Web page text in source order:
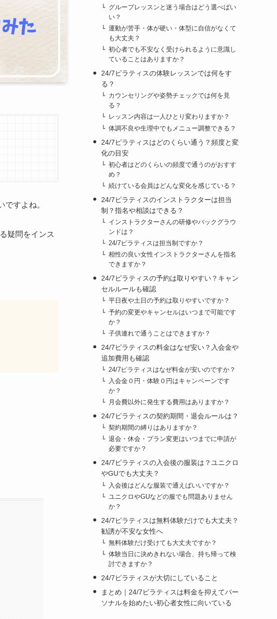
すよね。
疑問をインス
グループレッスンと迷う場合はどう選べばい
い？
運動が苦手・体が硬い・体型に自信がなくて
も大丈夫？
初心者でも不安なく受けられるように意識し
ていることはありますか？
24/7ピラティスの体験レッスンでは何をす
る？
カウンセリングや姿勢チェックでは何を見
る？
レッスン内容は一人ひとり変わりますか？
体調不良や生理中でもメニュー調整できる？
24/7ピラティスはどのくらい通う？頻度と変
化の目安
初心者はどのくらいの頻度で通うのがおすす
め？
続けている会員はどんな変化を感じている？
24/7ピラティスのインストラクターは担当
制？指名や相談はできる？
インストラクターさんの研修やバックグラウ
ンドは？
24/7ピラティスは担当制ですか？
相性の良い女性インストラクターさんを指名
できますか？
24/7ピラティスの予約は取りやすい？キャン
セルルールも確認
平日夜や土日の予約は取りやすいですか？
予約の変更やキャンセルはいつまで可能です
か？
子供連れで通うことはできますか？
24/7ピラティスの料金はなぜ安い？入会金や
追加費用も確認
24/7ピラティスはなぜ料金が安いのですか？
入会金０円・体験０円はキャンペーンです
か？
月会費以外に発生する費用はありますか？
24/7ピラティスの契約期間・退会ルールは？
契約期間の縛りはありますか？
退会・休会・プラン変更はいつまでに申請が
必要ですか？
24/7ピラティスの入会後の服装は？ユニクロ
やGUでも大丈夫？
入会後はどんな服装で通えばいいですか？
ユニクロやGUなどの服でも問題ありません
か？
24/7ピラティスは無料体験だけでも大丈夫？
勧誘が不安な女性へ
無料体験だけ受けても大丈夫ですか？
体験当日に決めきれない場合、持ち帰って検
討できますか？
24/7ピラティスが大切にしていること
まとめ｜24/7ピラティスは料金を抑えてパー
ソナルを始めたい初心者女性に向いている